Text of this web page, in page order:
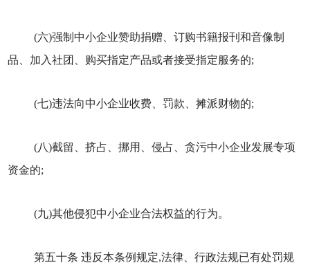
(六)强制中小企业赞助捐赠、订购书籍报刊和音像制
品、加入社团、购买指定产品或者接受指定服务的;
(七)违法向中小企业收费、罚款、摊派财物的;
(八)截留、挤占、挪用、侵占、贪污中小企业发展专项
资金的;
(九)其他侵犯中小企业合法权益的行为。
第五十条 违反本条例规定,法律、行政法规已有处罚规